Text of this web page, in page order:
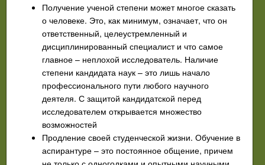
Получение ученой степени может многое сказать
о человеке. Это, как минимум, означает, что он
ответственный, целеустремленный и
дисциплинированный специалист и что самое
главное – неплохой исследователь. Наличие
степени кандидата наук – это лишь начало
профессионального пути любого научного
деятеля. С защитой кандидатской перед
исследователем открывается множество
возможностей
Продление своей студенческой жизни. Обучение в
аспирантуре – это постоянное общение, причем